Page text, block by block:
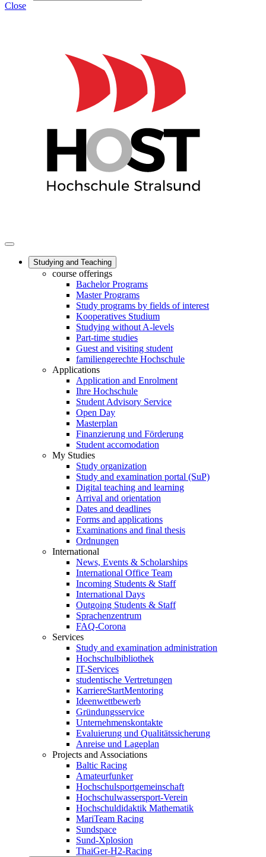
Close
Studying and Teaching
course offerings
Bachelor Programs
Master Programs
Study programs by fields of interest
Kooperatives Studium
Studying without A-levels
Part-time studies
Guest and visiting student
familiengerechte Hochschule
Applications
Application and Enrolment
Ihre Hochschule
Student Advisory Service
Open Day
Masterplan
Finanzierung und Förderung
Student accomodation
My Studies
Study organization
Study and examination portal (SuP)
Digital teaching and learning
Arrival and orientation
Dates and deadlines
Forms and applications
Examinations and final thesis
Ordnungen
International
News, Events & Scholarships
International Office Team
Incoming Students & Staff
International Days
Outgoing Students & Staff
Sprachenzentrum
FAQ-Corona
Services
Study and examination administration
Hochschulbibliothek
IT-Services
studentische Vertretungen
KarriereStartMentoring
Ideenwettbewerb
Gründungsservice
Unternehmenskontakte
Evaluierung und Qualitätssicherung
Anreise und Lageplan
Projects and Associations
Baltic Racing
Amateurfunker
Hochschulsportgemeinschaft
Hochschulwassersport-Verein
Hochschuldidaktik Mathematik
MariTeam Racing
Sundspace
Sund-Xplosion
ThaiGer-H2-Racing